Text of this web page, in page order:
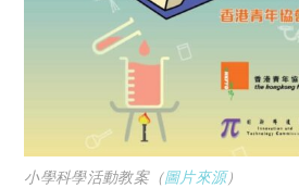
小學科學活動教案（圖片來源）